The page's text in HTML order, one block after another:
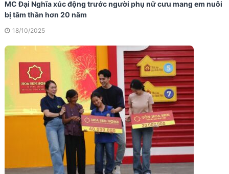
MC Đại Nghĩa xúc động trước người phụ nữ cưu mang em nuôi
bị tâm thần hơn 20 năm
18/10/2025